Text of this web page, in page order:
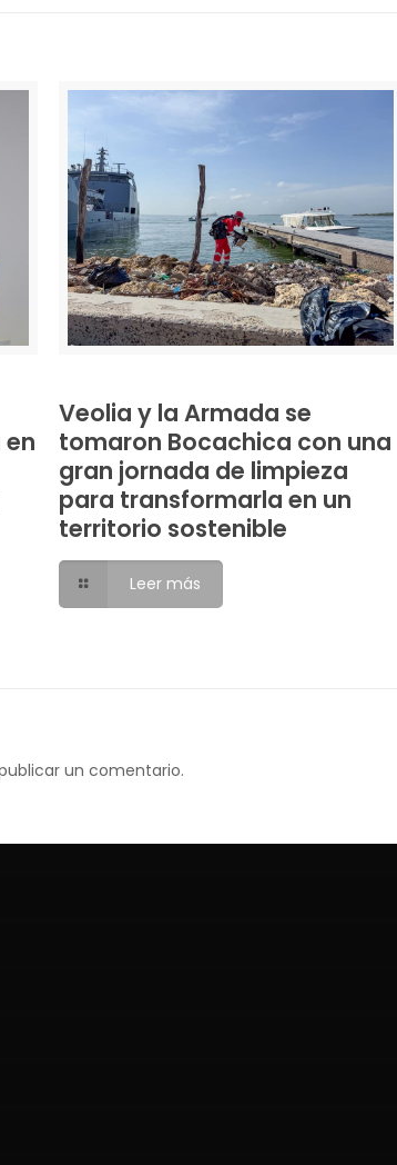
Veolia y la Armada se
tomaron Bocachica con una
gran jornada de limpieza
para transformarla en un
territorio sostenible
Leer más
un comentario.